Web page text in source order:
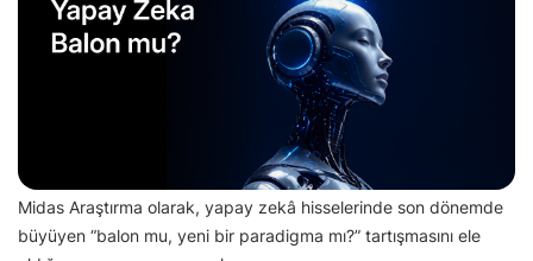
Midas Araştırma olarak, yapay zekâ hisselerinde son dönemde
büyüyen “balon mu, yeni bir paradigma mı?” tartışmasını ele